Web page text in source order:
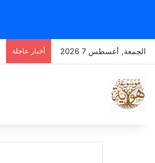
الجمعة, أغسطس 7 2026 أخبار عاجلة